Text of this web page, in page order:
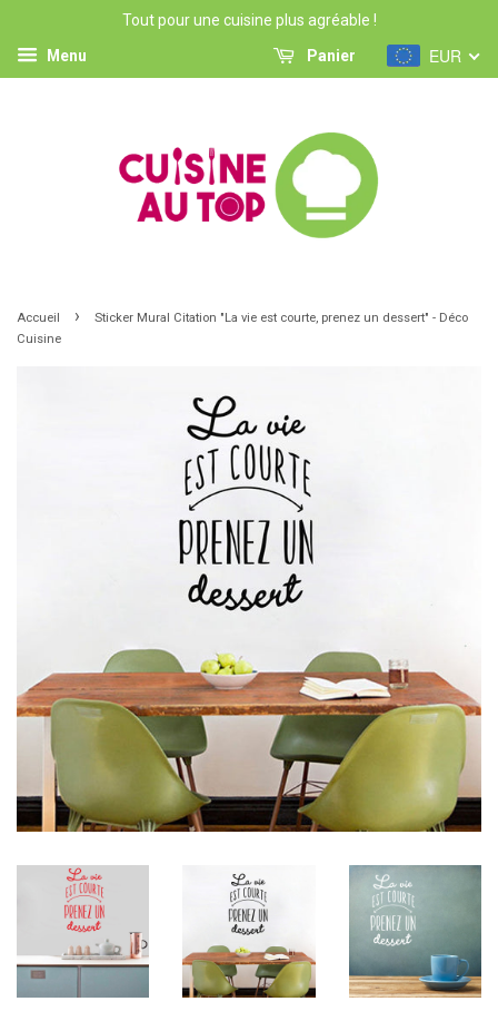
Tout pour une cuisine plus agréable !
Menu EUR
Panier
Accueil ›
Sticker Mural Citation "La vie est courte, prenez un dessert" - Déco
Cuisine